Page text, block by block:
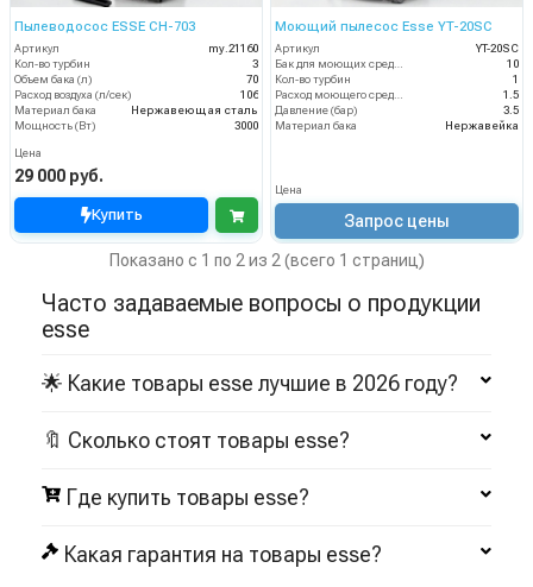
Пылеводосос ESSE CH-703
Артикул
my.21160
Кол-во турбин
3
Объем бака (л)
70
Расход воздуха (л/сек)
106
Материал бака
Нержавеющая сталь
Мощность (Вт)
3000
Цена
29 000 руб.
Купить
Моющий пылесос Esse YT-20SC
Артикул
YT-20SC
Бак для моющих средств
10
Кол-во турбин
1
Расход моющего средства
1.5
Давление (бар)
3.5
Материал бака
Нержавейка
Цена
Запрос цены
Показано с 1 по 2 из 2 (всего 1 страниц)
Часто задаваемые вопросы о продукции
esse
🌟 Какие товары esse лучшие в 2026 году?
🔖 Сколько стоят товары esse?
Где купить товары esse?
Какая гарантия на товары esse?